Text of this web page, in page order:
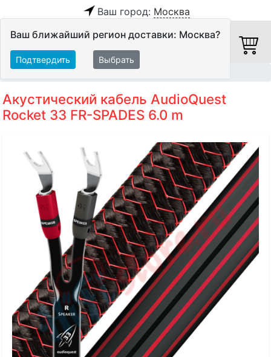
Ваш город: Москва
Ваш ближайший регион доставки: Москва?
Подтвердить Выбрать
Акустический кабель AudioQuest
Rocket 33 FR-SPADES 6.0 m